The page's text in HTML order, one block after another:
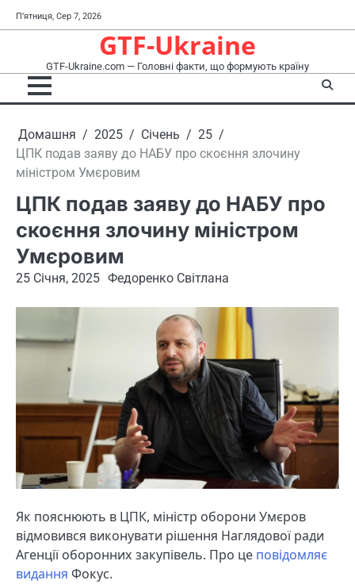
до
П’ятниця, Сер 7, 2026
GTF-Ukraine
GTF-Ukraine.com — Головні факти, що формують країну
Домашня 2025 Січень
25
ЦПК подав заяву до НАБУ про скоєння злочину
міністром Умєровим
ЦПК подав заяву до НАБУ про
скоєння злочину міністром
Умєровим
25 Січня, 2025 Федоренко Світлана
Як пояснюють в ЦПК, міністр оборони Умєров
відмовився виконувати рішення Наглядової ради
Агенції оборонних закупівель. Про це повідомляє
видання Фокус.